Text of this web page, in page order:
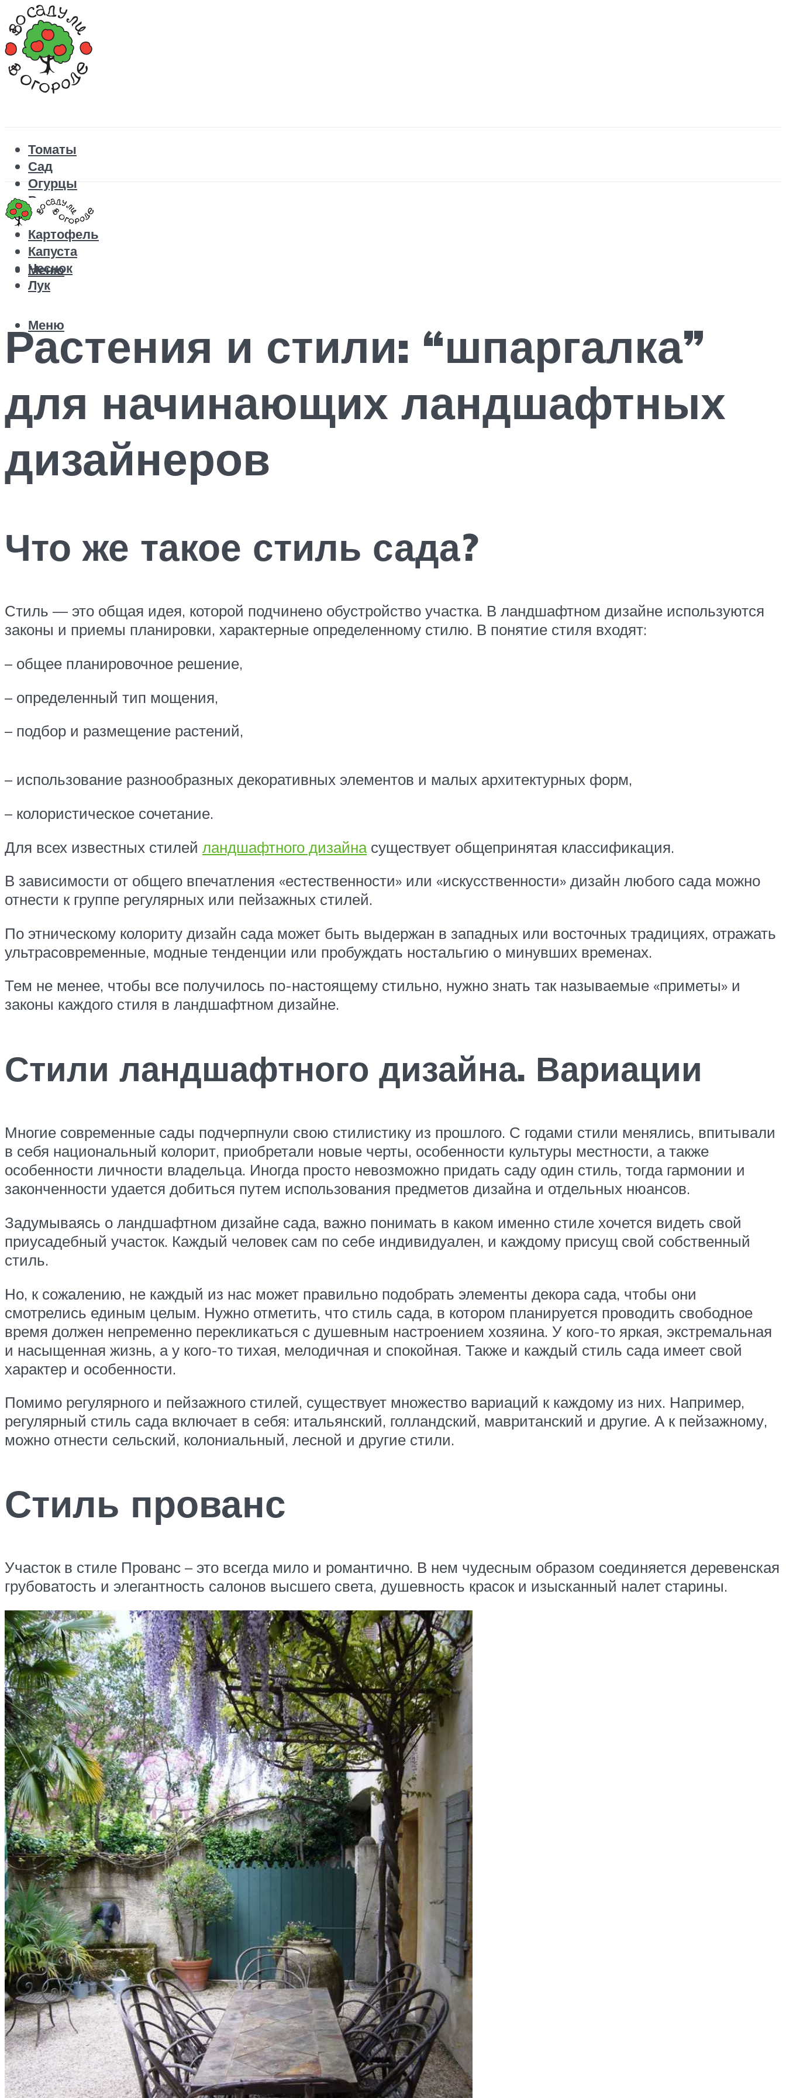
Томаты
Сад
Огурцы
Рецепты
Перец
Картофель
Капуста
Чеснок
Лук
Меню
Меню
Растения и стили: “шпаргалка”
для начинающих ландшафтных
дизайнеров
Что же такое стиль сада?
Стиль — это общая идея, которой подчинено обустройство участка. В ландшафтном дизайне используются
законы и приемы планировки, характерные определенному стилю. В понятие стиля входят:
– общее планировочное решение,
– определенный тип мощения,
– подбор и размещение растений,
– использование разнообразных декоративных элементов и малых архитектурных форм,
– колористическое сочетание.
Для всех известных стилей ландшафтного дизайнасуществует общепринятая классификация.
В зависимости от общего впечатления «естественности» или «искусственности» дизайн любого сада можно
отнести к группе регулярных или пейзажных стилей.
По этническому колориту дизайн сада может быть выдержан в западных или восточных традициях, отражать
ультрасовременные, модные тенденции или пробуждать ностальгию о минувших временах.
Тем не менее, чтобы все получилось по-настоящему стильно, нужно знать так называемые «приметы» и
законы каждого стиля в ландшафтном дизайне.
Стили ландшафтного дизайна. Вариации
Многие современные сады подчерпнули свою стилистику из прошлого. С годами стили менялись, впитывали
в себя национальный колорит, приобретали новые черты, особенности культуры местности, а также
особенности личности владельца. Иногда просто невозможно придать саду один стиль, тогда гармонии и
законченности удается добиться путем использования предметов дизайна и отдельных нюансов.
Задумываясь о ландшафтном дизайне сада, важно понимать в каком именно стиле хочется видеть свой
приусадебный участок. Каждый человек сам по себе индивидуален, и каждому присущ свой собственный
стиль.
Но, к сожалению, не каждый из нас может правильно подобрать элементы декора сада, чтобы они
смотрелись единым целым. Нужно отметить, что стиль сада, в котором планируется проводить свободное
время должен непременно перекликаться с душевным настроением хозяина. У кого-то яркая, экстремальная
и насыщенная жизнь, а у кого-то тихая, мелодичная и спокойная. Также и каждый стиль сада имеет свой
характер и особенности.
Помимо регулярного и пейзажного стилей, существует множество вариаций к каждому из них. Например,
регулярный стиль сада включает в себя: итальянский, голландский, мавританский и другие. А к пейзажному,
можно отнести сельский, колониальный, лесной и другие стили.
Стиль прованс
Участок в стиле Прованс – это всегда мило и романтично. В нем чудесным образом соединяется деревенская
грубоватость и элегантность салонов высшего света, душевность красок и изысканный налет старины.